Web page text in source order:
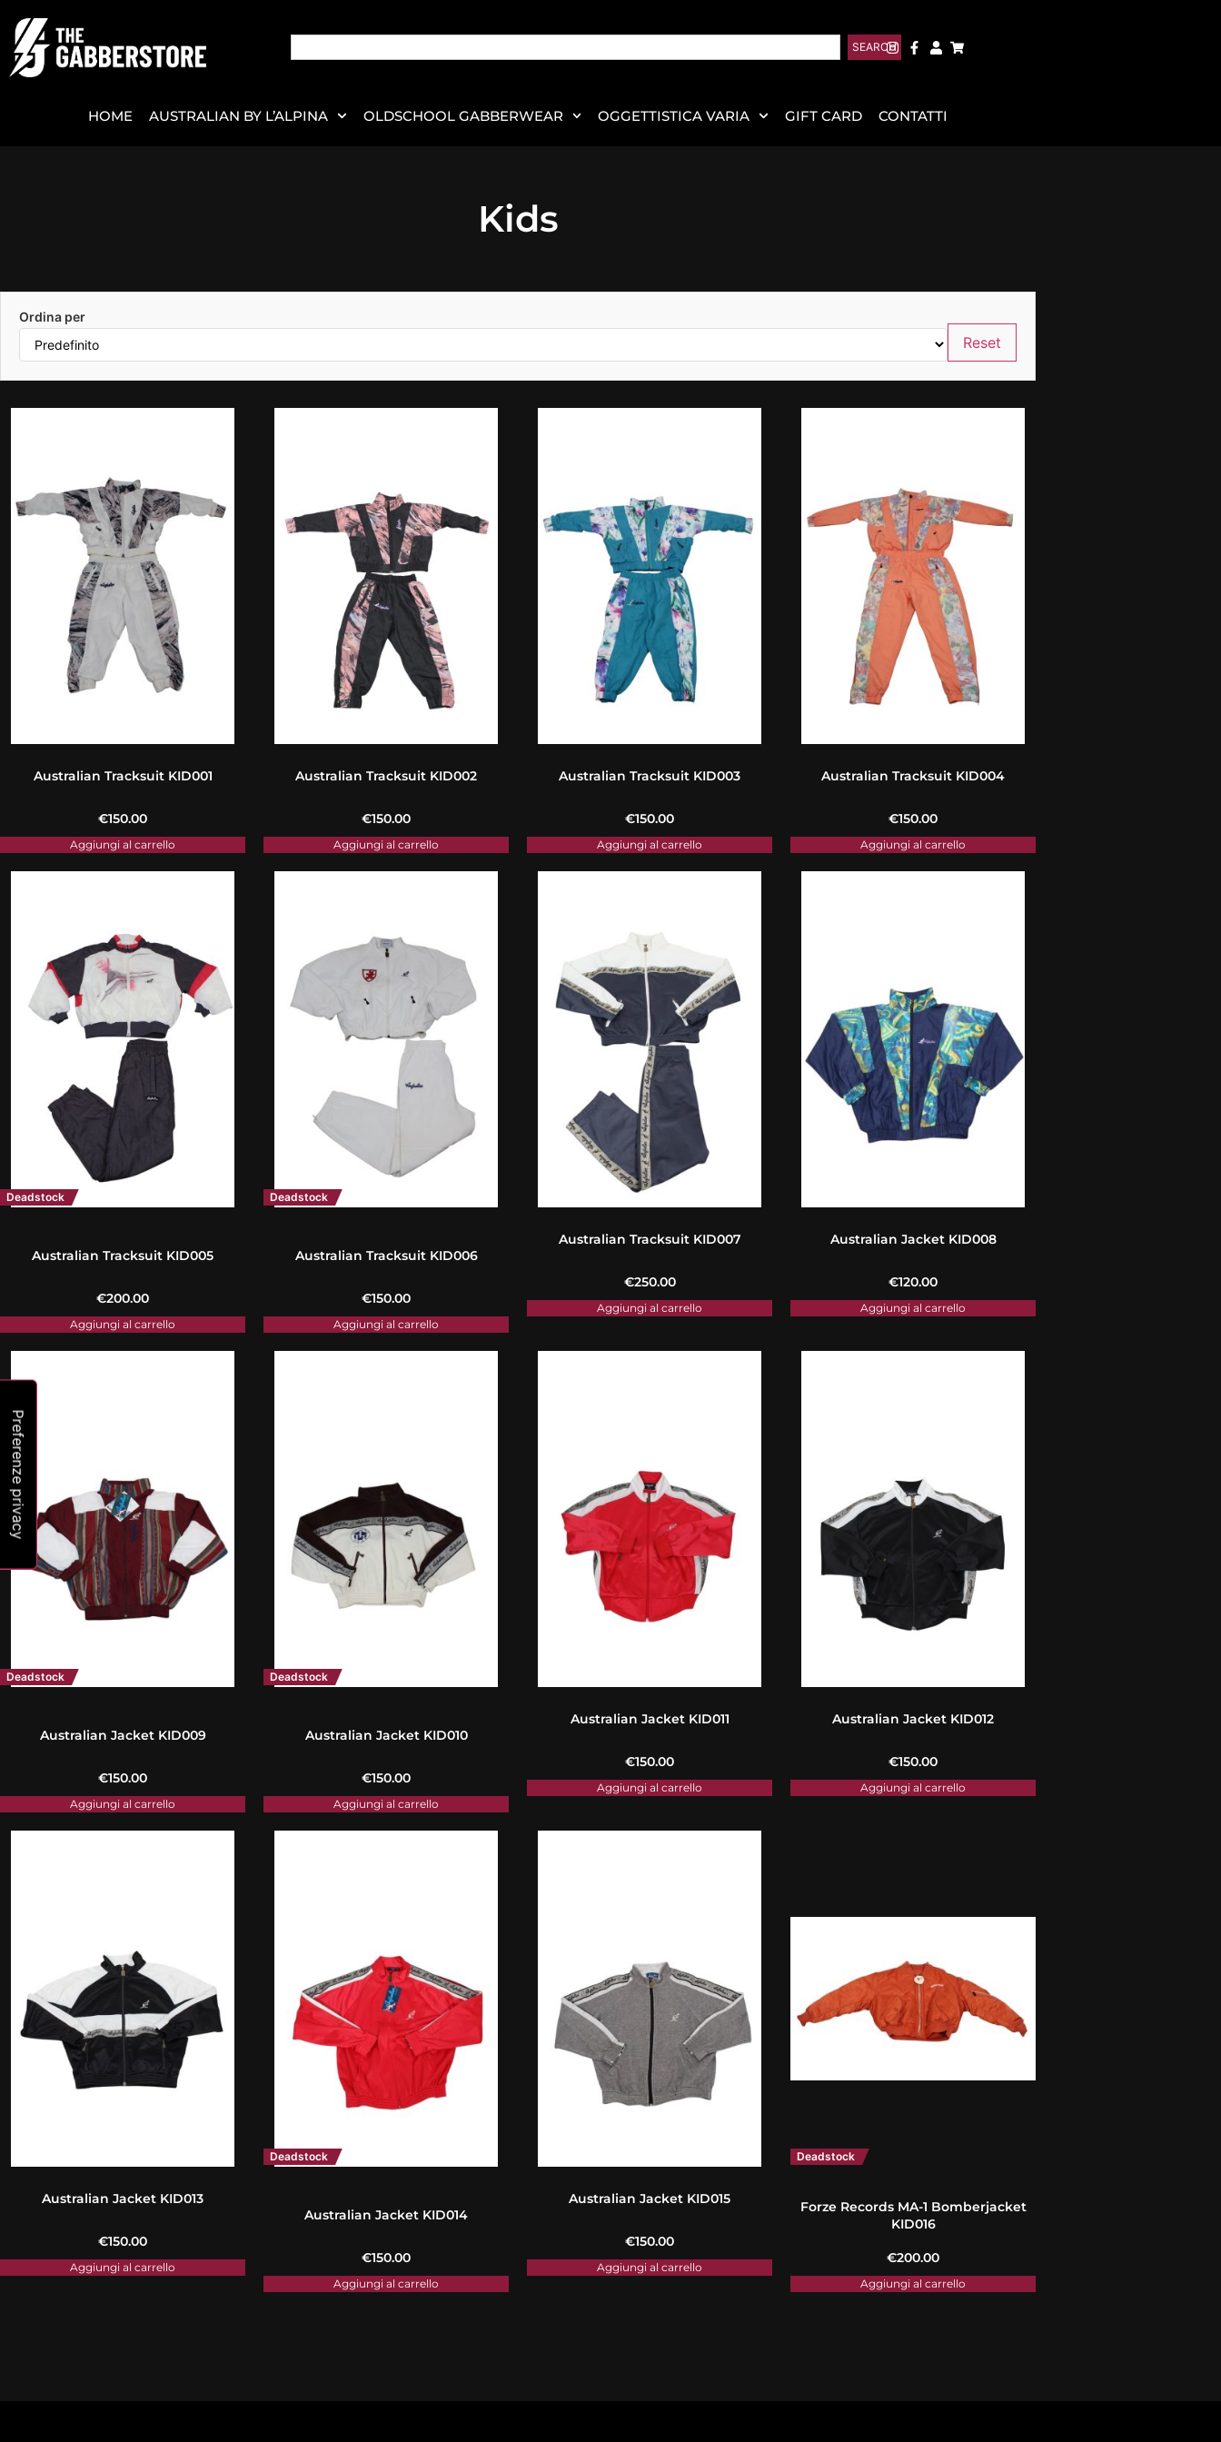
SEARCH
HOME AUSTRALIAN BY L’ALPINA OLDSCHOOL GABBERWEAR OGGETTISTICA VARIA GIFT CARD CONTATTI
Kids
Ordina per
Reset
Australian Tracksuit KID001
€150.00
Aggiungi al carrello
Australian Tracksuit KID002
€150.00
Aggiungi al carrello
Australian Tracksuit KID003
€150.00
Aggiungi al carrello
Australian Tracksuit KID004
€150.00
Aggiungi al carrello
Deadstock
Australian Tracksuit KID005
€200.00
Aggiungi al carrello
Deadstock
Australian Tracksuit KID006
€150.00
Aggiungi al carrello
Australian Tracksuit KID007
€250.00
Aggiungi al carrello
Australian Jacket KID008
€120.00
Aggiungi al carrello
Deadstock
Australian Jacket KID009
€150.00
Aggiungi al carrello
Deadstock
Australian Jacket KID010
€150.00
Aggiungi al carrello
Australian Jacket KID011
€150.00
Aggiungi al carrello
Australian Jacket KID012
€150.00
Aggiungi al carrello
Australian Jacket KID013
€150.00
Aggiungi al carrello
Deadstock
Australian Jacket KID014
€150.00
Aggiungi al carrello
Australian Jacket KID015
€150.00
Aggiungi al carrello
Deadstock
Forze Records MA-1 Bomberjacket
KID016
€200.00
Aggiungi al carrello